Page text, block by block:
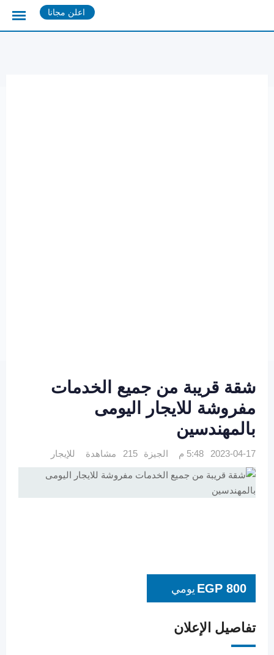
اعلن مجانا
شقة قريبة من جميع الخدمات
مفروشة للايجار اليومى
بالمهندسين
2023-04-17 5:48 م الجيزة 215 مشاهدة للإيجار
EGP 800 يومي
تفاصيل الإعلان